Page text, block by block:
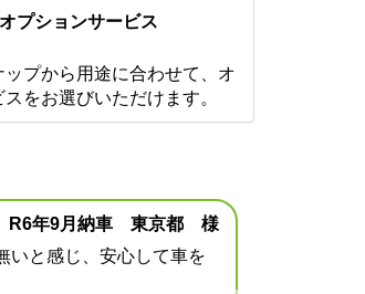
プションサービス
ップから用途に合わせて、オ
をお選びいただけます。
R6年9月納車 東京都 様
いと感じ、安心して車を